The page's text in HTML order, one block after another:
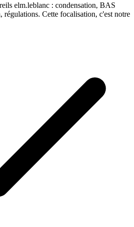
elm.leblanc : condensation, BAS
régulations. Cette focalisation, c'est notre